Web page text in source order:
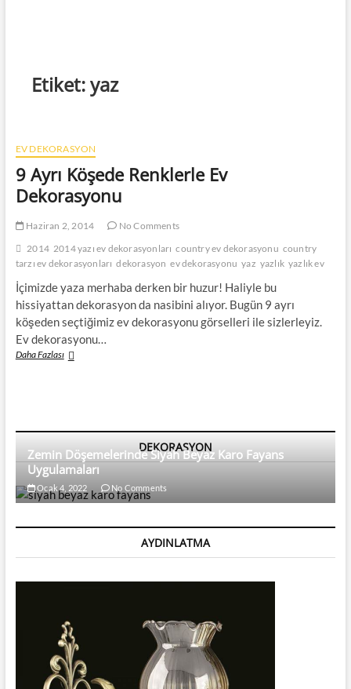
Etiket:yaz
EV DEKORASYON
9 Ayrı Köşede Renklerle Ev
Dekorasyonu
Haziran 2, 2014
No Comments
2014 2014 yazı ev dekorasyonları country ev dekorasyonu country
tarzı ev dekorasyonları dekorasyon ev dekorasyonu yaz yazlık yazlık ev
İçimizde yaza merhaba derken bir huzur! Haliyle bu
hissiyattan dekorasyon da nasibini alıyor. Bugün 9 ayrı
köşeden seçtiğimiz ev dekorasyonu görselleri ile sizlerleyiz.
Ev dekorasyonu…
Daha Fazlası9
DEKORASYON
Zemin Döşemelerinde Siyah Beyaz Karo Fayans
Uygulamaları
Ocak 4, 2022 No Comments
AYDINLATMA